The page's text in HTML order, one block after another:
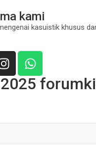
kami
kasuistik khusus